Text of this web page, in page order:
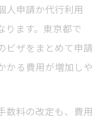
用の最新変化点
請料金チェック
しと注意点
の新費用体系
ポイント
ト削減のコツ
人申請か代行利用
ります。東京都で
ビザをまとめて申請
かる費用が増加しや
数料の改定も、費用